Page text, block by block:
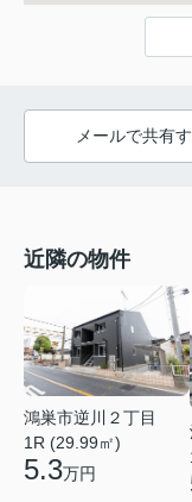
メールで共有
近隣の物件
鴻巣市逆川２丁目
1R (29.99㎡)
5.3万円